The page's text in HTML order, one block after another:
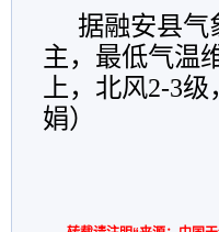
据融安县气
主，最低气温
上，北风2-3
娟）